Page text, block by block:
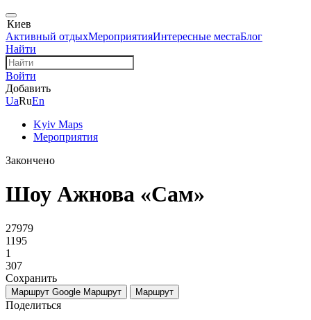
Киев
Активный отдыхМероприятияИнтересные местаБлог
Найти
Войти
Добавить
UaRuEn
Kyiv Maps
Мероприятия
Закончено
Шоу Ажнова «Сам»
27979
1195
1
307
Сохранить
Маршрут Google Маршрут Маршрут
Поделиться